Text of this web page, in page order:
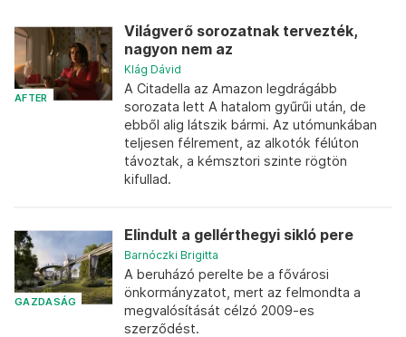
AFTER
Világverő sorozatnak tervezték,
nagyon nem az
Klág Dávid
A Citadella az Amazon legdrágább
sorozata lett A hatalom gyűrűi után, de
ebből alig látszik bármi. Az utómunkában
teljesen félrement, az alkotók félúton
távoztak, a kémsztori szinte rögtön
kifullad.
GAZDASÁG
Elindult a gellérthegyi sikló pere
Barnóczki Brigitta
A beruházó perelte be a fővárosi
önkormányzatot, mert az felmondta a
megvalósítását célzó 2009-es
szerződést.